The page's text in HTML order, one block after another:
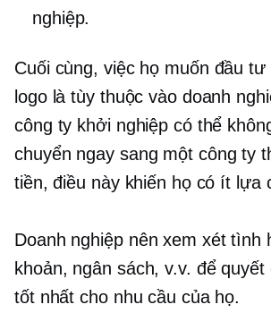
nghiệp.
Cuối cùng, việc họ muốn đầu tư
logo là tùy thuộc vào doanh
công ty khởi nghiệp có thể
chuyển ngay sang một công ty
tiền, điều này khiến họ có ít lựa
Doanh nghiệp nên xem xét tình
khoản, ngân sách, v.v. để
tốt nhất cho nhu cầu của họ.